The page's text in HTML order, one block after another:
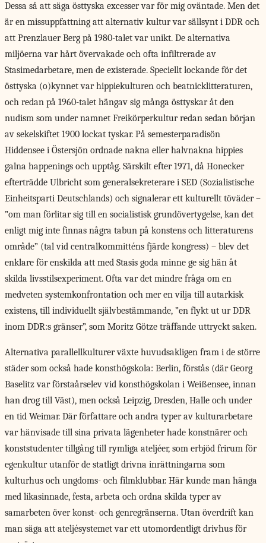
Dessa så att säga östtyska excesser var för mig oväntade. Men det
är en missuppfattning att alternativ kultur var sällsynt i DDR och
att Prenzlauer Berg på 1980-talet var unikt. De alternativa
miljöerna var hårt övervakade och ofta infiltrerade av
Stasimedarbetare, men de existerade. Speciellt lockande för det
östtyska (o)kynnet var hippiekulturen och beatnicklitteraturen,
och redan på 1960-talet hängav sig många östtyskar åt den
nudism som under namnet Freikörperkultur redan sedan början
av sekelskiftet 1900 lockat tyskar. På semester­paradisön
Hiddensee i Östersjön ordnade nakna eller halvnakna hippies
galna happenings och upptåg. Särskilt efter 1971, då Honecker
efterträdde Ulbricht som generalsekreterare i SED (Sozialistische
Einheitsparti Deutschlands) och signalerar ett kulturellt töväder –
”om man förlitar sig till en socialistisk grundövertygelse, kan det
enligt mig inte finnas några tabun på konstens och litteraturens
område” (tal vid centralkommitténs fjärde kongress) – blev det
enklare för enskilda att med Stasis goda minne ge sig hän åt
skilda livsstilsexperiment. Ofta var det mindre fråga om en
medveten systemkonfrontation och mer en vilja till autarkisk
existens, till individuellt självbestämmande, ”en flykt ut ur DDR
inom DDR:s gränser”, som Moritz Götze träffande uttryckt saken.
Alternativa parallellkulturer växte huvudsakligen fram i de större
städer som också hade konsthögskola: Berlin, förstås (där Georg
Baselitz var förstaårselev vid konsthögskolan i Weißensee, innan
han drog till Väst), men också Leipzig, Dresden, Halle och under
en tid Weimar. Där författare och andra typer av kulturarbetare
var hänvisade till sina privata lägenheter hade konstnärer och
konststudenter tillgång till rymliga ateljéer, som erbjöd frirum för
egenkultur utanför de statligt drivna inrättningarna som
kulturhus och ungdoms- och filmklubbar. Här kunde man hänga
med likasinnade, festa, arbeta och ordna skilda typer av
samarbeten över konst- och genregränserna. Utan överdrift kan
man säga att ateljésystemet var ett utomordentligt drivhus för